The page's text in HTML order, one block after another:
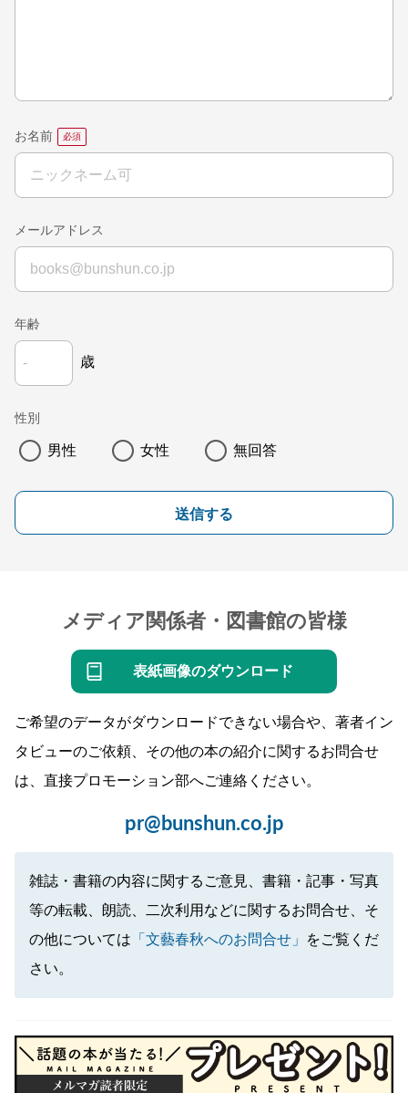
お名前
メールアドレス
年齢
歳
性別
男性 女性 無回答
送信する
メディア関係者・図書館の皆様
表紙画像のダウンロード
ご希望のデータがダウンロードできない場合や、著者イン
タビューのご依頼、その他の本の紹介に関するお問合せ
は、直接プロモーション部へご連絡ください。
pr@bunshun.co.jp
雑誌・書籍の内容に関するご意見、書籍・記事・写真
等の転載、朗読、二次利用などに関するお問合せ、そ
の他については 「文藝春秋へのお問合せ」
をご覧くだ
さい。